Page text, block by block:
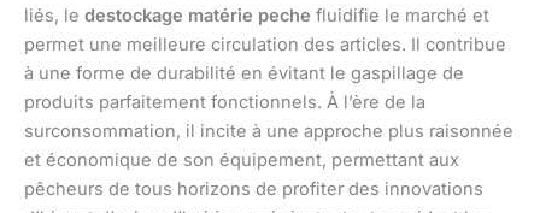
liés, le destockage matérie peche fluidifie le marché et
permet une meilleure circulation des articles. Il contribue
à une forme de durabilité en évitant le gaspillage de
produits parfaitement fonctionnels. À l’ère de la
surconsommation, il incite à une approche plus raisonnée
et économique de son équipement, permettant aux
pêcheurs de tous horizons de profiter des innovations